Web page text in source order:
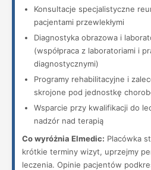
Konsultacje specjalistyczne
pacjentami przewlekłymi
Diagnostyka obrazowa i
(współpraca z laboratoriami i
diagnostycznymi)
Programy rehabilitacyjne i
skrojone pod jednostkę
Wsparcie przy kwalifikacji do
nadzór nad terapią
Co wyróżnia Elmedic: Placówka
krótkie terminy wizyt, uprzejmy
leczenia. Opinie pacjentów